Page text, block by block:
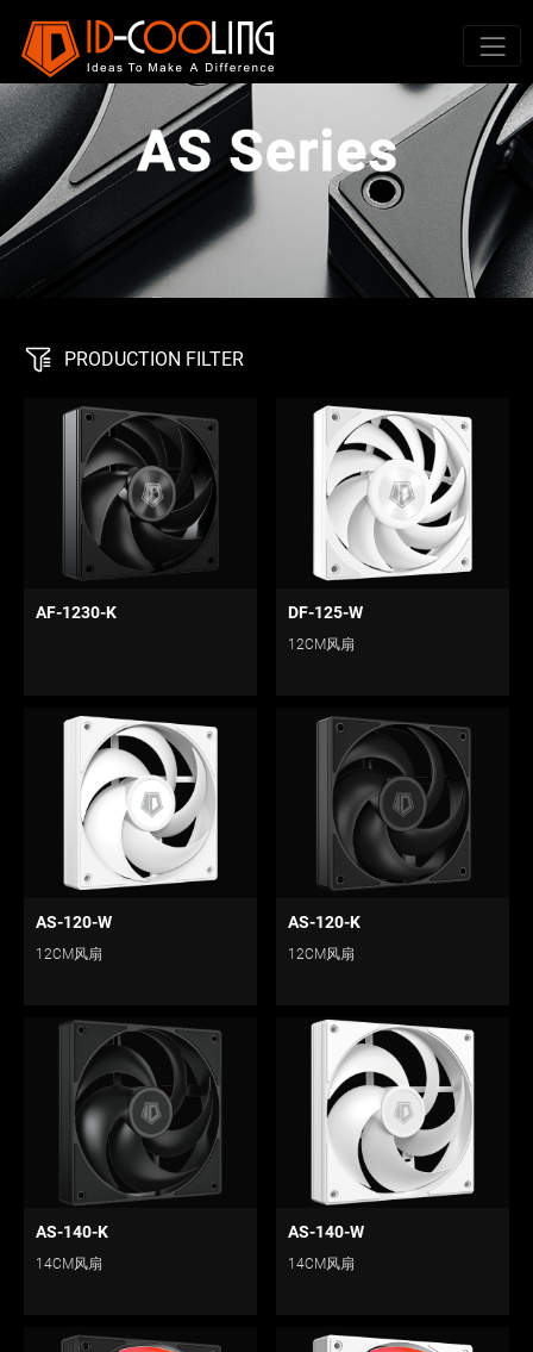
PRODUCTION FILTER
AF-1230-K DF-125-W
12CM风扇
AS-120-W
12CM风扇
AS-120-K
12CM风扇
AS-140-K
14CM风扇
AS-140-W
14CM风扇